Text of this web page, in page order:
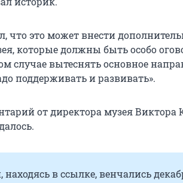
что это может внести
которые должны быть особо
случае вытеснять основное
поддерживать и развивать».
от директора музея Виктора
находясь в ссылке, венчались